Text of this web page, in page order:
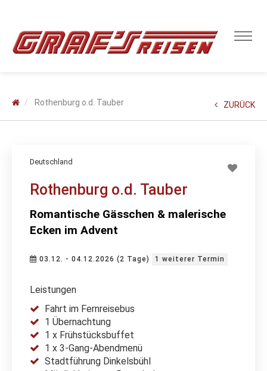
Rothenburg o.d. Tauber ZURÜCK
Deutschland
Rothenburg o.d. Tauber
Romantische Gässchen & malerische
Ecken im Advent
03.12. - 04.12.2026 (2 Tage) 1 weiterer Termin
Leistungen
Fahrt im Fernreisebus
1 Übernachtung
1 x Frühstücksbuffet
1 x 3-Gang-Abendmenü
Stadtführung Dinkelsbühl